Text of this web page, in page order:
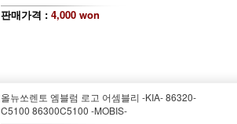
판매가격 : 4,000 won
올뉴쏘렌토 엠블럼 로고 어셈블리 -KIA- 86320-
C5100 86300C5100 -MOBIS-